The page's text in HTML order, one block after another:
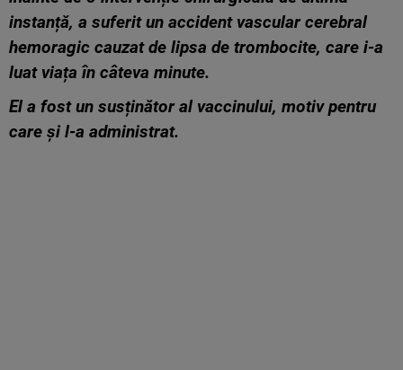
instanță, a suferit un accident vascular cerebral
hemoragic cauzat de lipsa de trombocite, care i-a
luat viața în câteva minute.
El a fost un susținător al vaccinului, motiv pentru
care și l-a administrat.